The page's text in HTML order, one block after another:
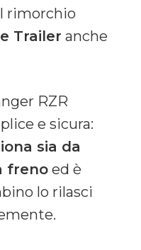
rimorchio
Trailer anche
RZR
e sicura:
sia da
freno ed è
lo rilasci